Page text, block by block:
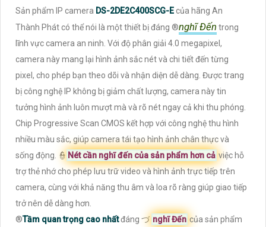
Sản phẩm IP camera DS-2DE2C400SCG-Ecủa hãng An
Thành Phát có thể nói là một thiết bị đáng ®️nghĩ Đến trong
lĩnh vực camera an ninh. Với độ phân giải 4.0 megapixel,
camera này mang lại hình ảnh sắc nét và chi tiết đến từng
pixel, cho phép bạn theo dõi và nhận diện dễ dàng. Được trang
bị công nghệ IP không bị giảm chất lượng, camera này tin
tưởng hình ảnh luôn mượt mà và rõ nét ngay cả khi thu phóng.
Chip Progressive Scan CMOS kết hợp với công nghệ thu hình
nhiều màu sắc, giúp camera tái tạo hình ảnh chân thực và
sống động. 👮 Nét cần nghĩ đến của sản phẩm hơn cả việc hỗ
trợ thẻ nhớ cho phép lưu trữ video và hình ảnh trực tiếp trên
camera, cùng với khả năng thu âm và loa rõ ràng giúp giao tiếp
trở nên dễ dàng hơn.
®️Tầm quan trọng cao nhấtđáng づ nghĩ Đến của sản phẩm